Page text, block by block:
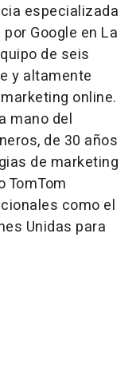
especializada
Google en La
de seis
y altamente
online.
mano del
de 30 años
de marketing
TomTom
como el
Unidas para